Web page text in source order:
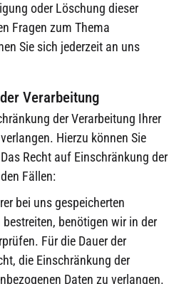
oder Löschung dieser
Fragen zum Thema
Sie sich jederzeit an uns
Verarbeitung
der Verarbeitung Ihrer
Hierzu können Sie
Recht auf Einschränkung der
Fällen:
bei uns gespeicherten
benötigen wir in der
Für die Dauer der
die Einschränkung der
Daten zu verlangen.